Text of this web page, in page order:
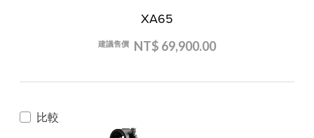
XA65
建議售價 NT$ 69,900.00
比較